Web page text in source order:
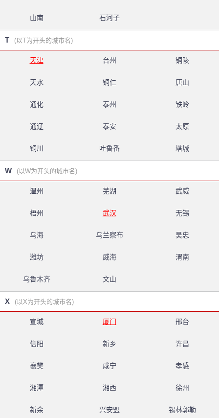
山南 石河子
T (以T为开头的城市名)
天津 台州 铜陵
天水 铜仁 唐山
通化 泰州 铁岭
通辽 泰安 太原
铜川 吐鲁番 塔城
W (以W为开头的城市名)
温州 芜湖 武威
梧州 武汉 无锡
乌海 乌兰察布 吴忠
潍坊 威海 渭南
乌鲁木齐 文山
X (以X为开头的城市名)
宣城 厦门 邢台
信阳 新乡 许昌
襄樊 咸宁 孝感
湘潭 湘西 徐州
新余 兴安盟 锡林郭勒